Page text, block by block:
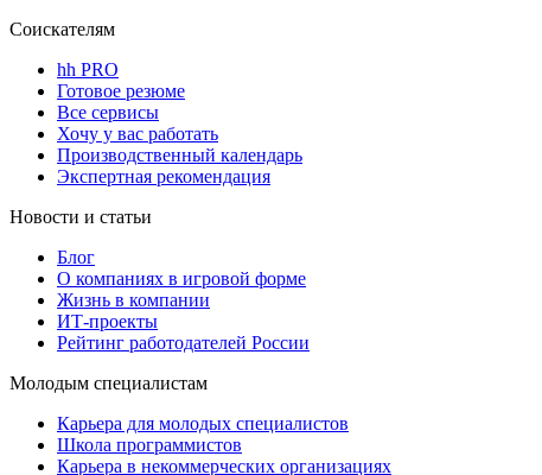
Соискателям
hh PRO
Готовое резюме
Все сервисы
Хочу у вас работать
Производственный календарь
Экспертная рекомендация
Новости и статьи
Блог
О компаниях в игровой форме
Жизнь в компании
ИТ-проекты
Рейтинг работодателей России
Молодым специалистам
Карьера для молодых специалистов
Школа программистов
Карьера в некоммерческих организациях